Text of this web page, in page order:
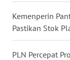
Kemenperin
Pastikan Stok
PLN Percepat
WN
KALTARA
WN